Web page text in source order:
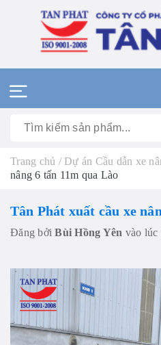
Trang chủ / Dự án Cầu dẫn xe
nâng 6 tấn 11m qua Lào
Tân Phát xuất cầu xe
Đăng bởiBùi Hồng Yên vào lúc